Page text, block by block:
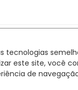
tecnologias
este site, você
de